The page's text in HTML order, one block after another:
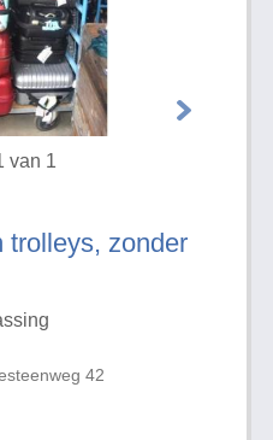
trolleys, zonder
42
van 1